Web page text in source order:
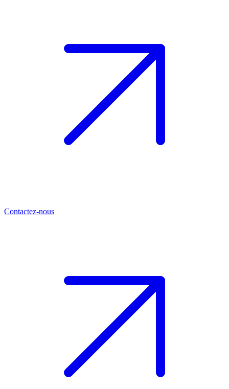
Contactez-nous